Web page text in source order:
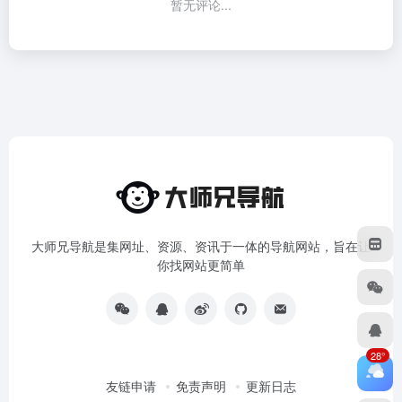
暂无评论...
大师兄导航是集网址、资源、资讯于一体的导航网站，旨在让
你找网站更简单
友链申请 免责声明 更新日志
28°